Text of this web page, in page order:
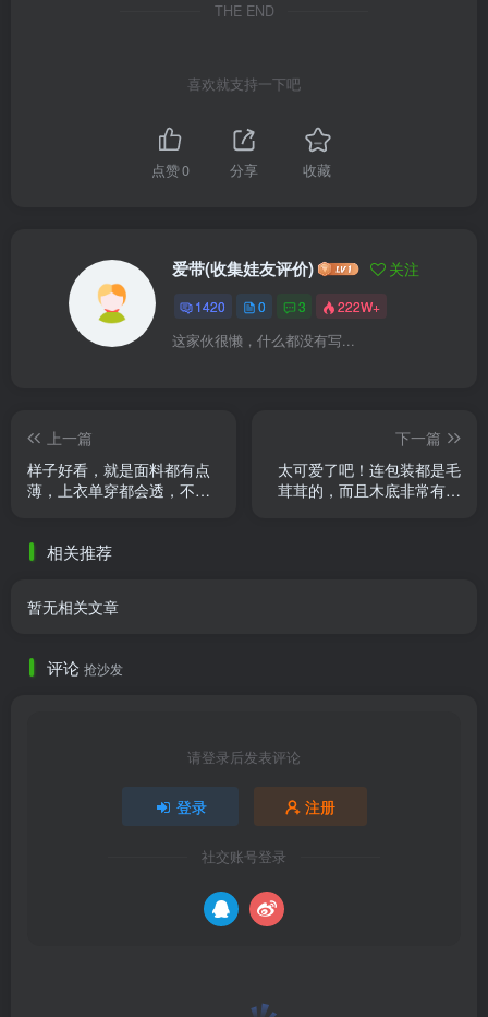
THE END
喜欢就支持一下吧
点赞0 分享 收藏
爱带(收集娃友评价) 关注
1420 0 3 222W+
这家伙很懒，什么都没有写...
上一篇
样子好看，就是面料都有点
薄，上衣单穿都会透，不如
下一篇
太可爱了吧！连包装都是毛
茸茸的，而且木底非常有重
相关推荐
暂无相关文章
评论 抢沙发
请登录后发表评论
登录 注册
社交账号登录